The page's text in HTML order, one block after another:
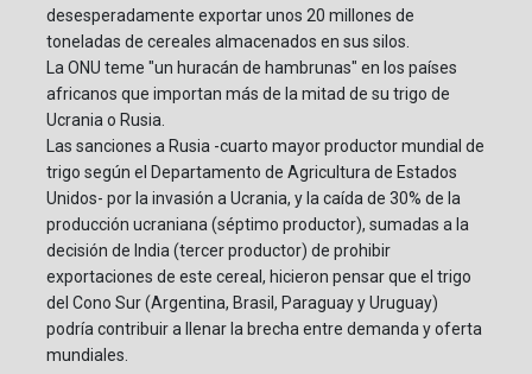
desesperadamente exportar unos 20 millones de
toneladas de cereales almacenados en sus silos.
La ONU teme "un huracán de hambrunas" en los países
africanos que importan más de la mitad de su trigo de
Ucrania o Rusia.
Las sanciones a Rusia -cuarto mayor productor mundial de
trigo según el Departamento de Agricultura de Estados
Unidos- por la invasión a Ucrania, y la caída de 30% de la
producción ucraniana (séptimo productor), sumadas a la
decisión de India (tercer productor) de prohibir
exportaciones de este cereal, hicieron pensar que el trigo
del Cono Sur (Argentina, Brasil, Paraguay y Uruguay)
podría contribuir a llenar la brecha entre demanda y oferta
mundiales.